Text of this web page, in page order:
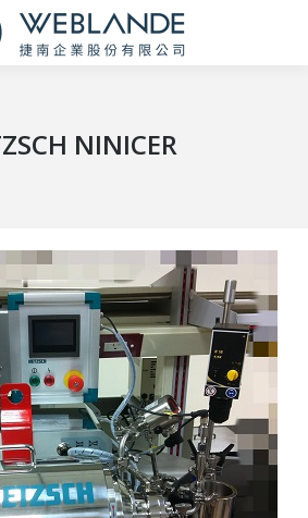
NINICER